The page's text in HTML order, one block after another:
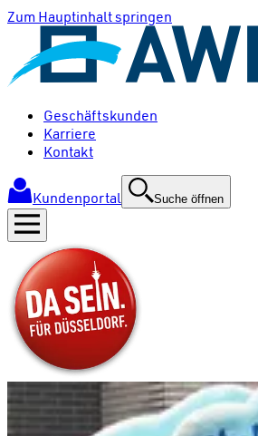
Zum Hauptinhalt springen
Geschäftskunden
Karriere
Kontakt
Kundenportal Suche öffnen